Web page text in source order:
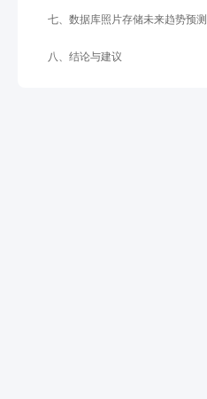
七、数据库照片存储未来趋势预测
八、结论与建议